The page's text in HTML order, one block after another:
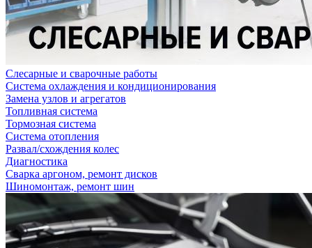
Слесарные и сварочные работы
Система охлаждения и кондиционирования
Замена узлов и агрегатов
Топливная система
Тормозная система
Система отопления
Развал/схождения колес
Диагностика
Сварка аргоном, ремонт дисков
Шиномонтаж, ремонт шин